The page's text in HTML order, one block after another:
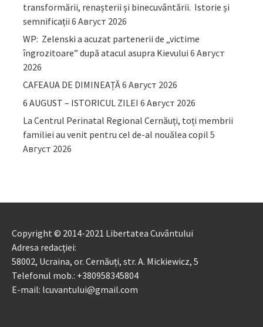
transformării, renașterii și binecuvântării. Istorie și
semnificații 6 Август 2026
WP: Zelenski a acuzat partenerii de „victime
îngrozitoare” după atacul asupra Kievului 6 Август
2026
CAFEAUA DE DIMINEAȚĂ6 Август 2026
6 AUGUST – ISTORICUL ZILEI 6 Август 2026
La Centrul Perinatal Regional Cernăuți, toți membrii
familiei au venit pentru cel de-al nouălea copil 5
Август 2026
Copyright © 2014-2021 Libertatea Cuvântului
Adresa redacției:
58002, Ucraina, or. Cernăuți, str. A. Mickiewicz, 5
Telefonul mob.: +380958345804
E-mail: lcuvantului@gmail.com